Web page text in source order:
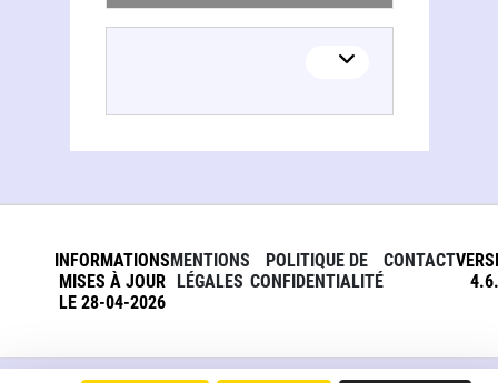
INFORMATIONS
MISES À JOUR
LE 28-04-2026
MENTIONS
LÉGALES
POLITIQUE DE
CONFIDENTIALITÉ
CONTACT